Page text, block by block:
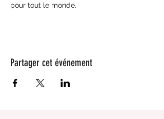
pour tout le monde.
Partager cet événement